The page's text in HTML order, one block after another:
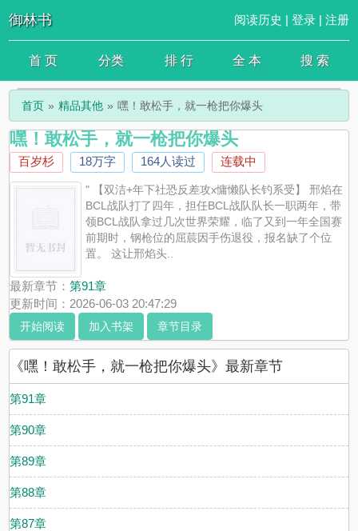
御林书 阅读历史 | 登录| 注册
首 页 分类 排 行 全 本 搜 索
首页 精品其他 嘿！敢松手，就一枪把你爆头
嘿！敢松手，就一枪把你爆头
百岁杉 18万字 164人读过 连载中
" 【双洁+年下社恐反差攻x慵懒队长钓系受】 邢焰在
BCL战队打了四年，担任BCL战队队长一职两年，带
领BCL战队拿过几次世界荣耀，临了又到一年全国赛
前期时，钢枪位的屈莀因手伤退役，报名缺了个位
置。 这让邢焰头..
最新章节：第91章
更新时间：2026-06-03 20:47:29
开始阅读 加入书架 章节目录
《嘿！敢松手，就一枪把你爆头》最新章节
第91章
第90章
第89章
第88章
第87章